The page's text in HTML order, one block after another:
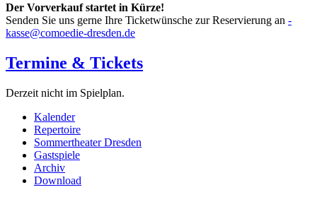
Der Vorverkauf startet in Kürze!
Senden Sie uns gerne Ihre Ticketwünsche zur Reservierung an ­
kasse@comoedie-dresden.de
Termine & Tickets
Derzeit nicht im Spielplan.
Kalender
Repertoire
Sommertheater Dresden
Gastspiele
Archiv
Download